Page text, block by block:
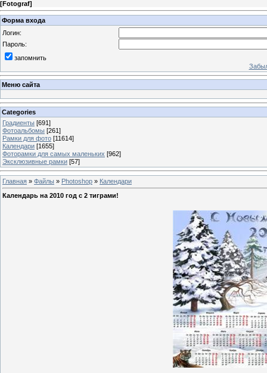
[Fotograf]
Форма входа
Логин:
Пароль:
запомнить
Меню сайта
Categories
Градиенты [691]
Фотоальбомы [261]
Рамки для фото [11614]
Календари [1655]
Фоторамки для самых маленьких [962]
Эксклюзивные рамки [57]
Главная » Файлы » Photoshop » Календари
Календарь на 2010 год с 2 тиграми!